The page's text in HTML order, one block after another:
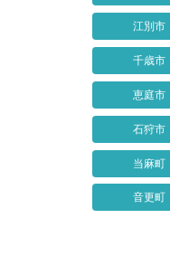
江別市
千歳市
恵庭市
石狩市
当麻町
音更町